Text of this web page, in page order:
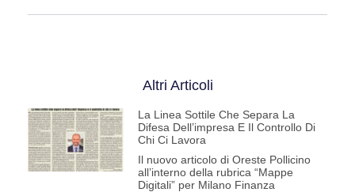
Altri Articoli
La Linea Sottile Che Separa La
Difesa Dell’impresa E Il Controllo Di
Chi Ci Lavora
Il nuovo articolo di Oreste Pollicino
all’interno della rubrica “Mappe
Digitali” per Milano Finanza